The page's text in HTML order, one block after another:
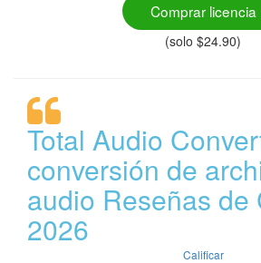
Comprar licencia
(solo $24.90)
Total Audio
conversión de
audio Reseñas de
2026
Calificar